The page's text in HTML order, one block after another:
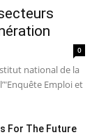
0
national de la
Emploi et
For The Future